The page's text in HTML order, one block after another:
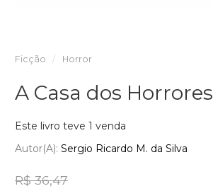
Ficção Horror
A Casa dos Horrores
Este livro teve 1 venda
Autor(a): Sergio Ricardo M. da Silva
R$ 36,47